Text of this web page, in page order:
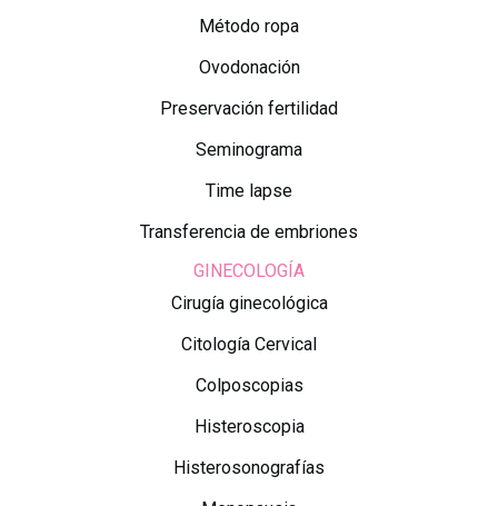
Método ropa
Ovodonación
Preservación fertilidad
Seminograma
Time lapse
Transferencia de embriones
GINECOLOGÍA
Cirugía ginecológica
Citología Cervical
Colposcopias
Histeroscopia
Histerosonografías